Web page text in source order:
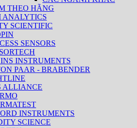
THEO HÃNG
ANALYTICS
SCIENTIFIC
SENSORS
INSTRUMENTS
PAAR - BRABENDER
ALLIANCE
INSTRUMENTS
SCIENCE